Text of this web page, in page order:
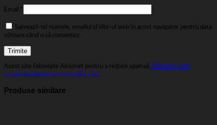
Email *
Salvează-mi numele, emailul și site-ul web în acest navigator pentru data
viitoare când o să comentez.
Acest site folosește Akismet pentru a reduce spamul. Află cum sunt
procesate datele comentariilor tale.
Produse similare